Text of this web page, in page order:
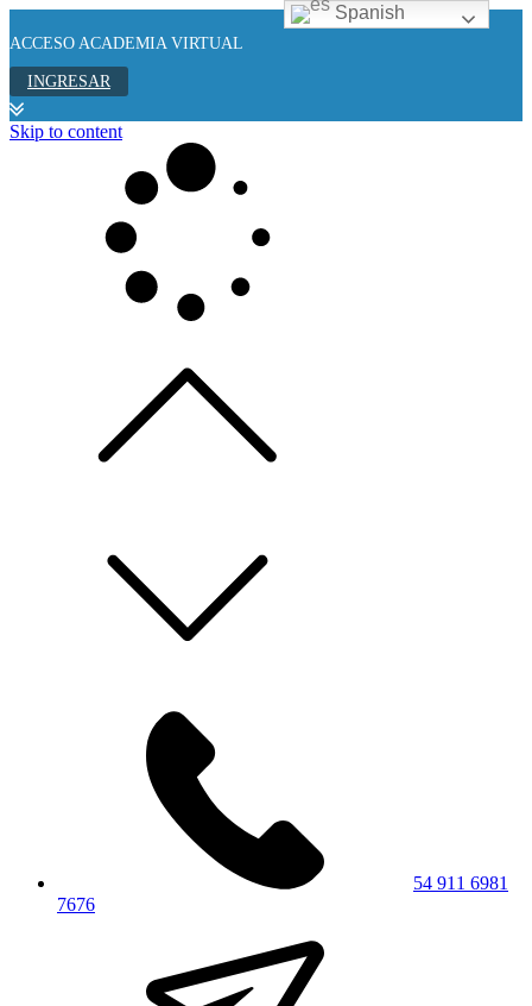
ACCESO ACADEMIA VIRTUAL
INGRESAR
Skip to content
54 911 6981
7676
Spanish